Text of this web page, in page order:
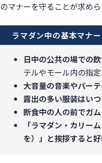
のマナーを守ることが求めら
ラマダン中の基本マナー
日中の公共の場での
テルやモール内の指定
大音量の音楽やパー
露出の多い服装はい
断食中の人の前でガ
「ラマダン・カリー
を）」と挨拶すると